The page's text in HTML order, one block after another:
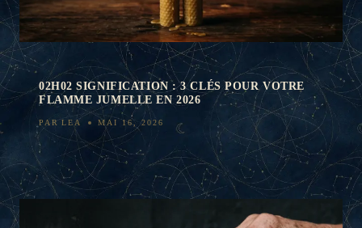
02H02 SIGNIFICATION : 3 CLÉS POUR VOTRE
FLAMME JUMELLE EN 2026
PAR LEA MAI 16, 2026